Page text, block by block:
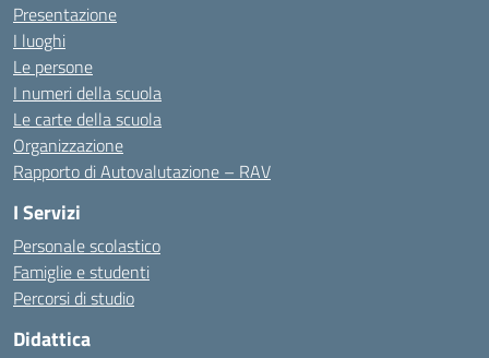
Presentazione
I luoghi
Le persone
I numeri della scuola
Le carte della scuola
Organizzazione
Rapporto di Autovalutazione – RAV
I Servizi
Personale scolastico
Famiglie e studenti
Percorsi di studio
Didattica